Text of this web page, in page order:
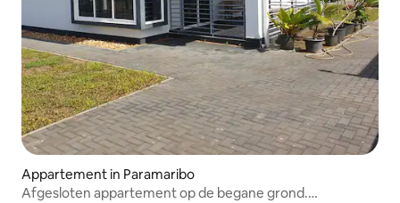
Appartement in Paramaribo
Afgesloten appartement op de begane grond.